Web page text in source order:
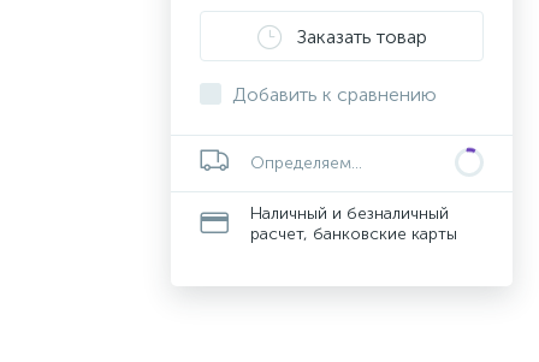
Заказать товар
Добавить к сравнению
Определяем...
Наличный и безналичный
расчет, банковские карты